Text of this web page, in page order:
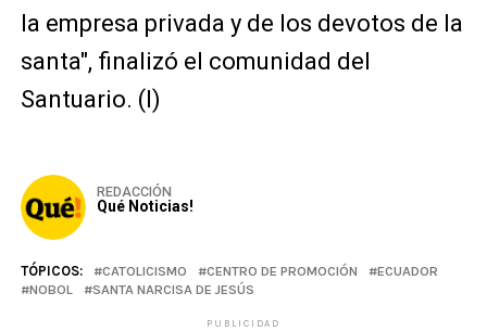
la empresa privada y de los devotos de la
santa", finalizó el comunidad del
Santuario. (I)
REDACCIÓN
Qué Noticias!
TÓPICOS: CATOLICISMO CENTRO DE PROMOCIÓN
ECUADOR
NOBOL
SANTA NARCISA DE JESÚS
PUBLICIDAD